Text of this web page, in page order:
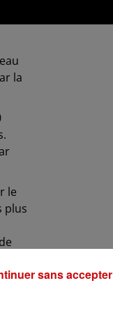
la
le
plus
sans accepter